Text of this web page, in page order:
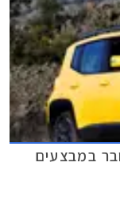
במבצעים